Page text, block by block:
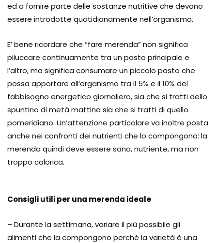
ed a fornire parte delle sostanze nutritive che devono
essere introdotte quotidianamente nell’organismo.
E’ bene ricordare che “fare merenda” non significa
piluccare continuamente tra un pasto principale e
l’altro, ma significa consumare un piccolo pasto che
possa apportare all’organismo tra il 5% e il 10% del
fabbisogno energetico giornaliero, sia che si tratti dello
spuntino di metà mattina sia che si tratti di quello
pomeridiano. Un’attenzione particolare va inoltre posta
anche nei confronti dei nutrienti che lo compongono: la
merenda quindi deve essere sana, nutriente, ma non
troppo calorica.
Consigli utili per una merenda ideale
– Durante la settimana, variare il più possibile gli
alimenti che la compongono perché la varietà è una